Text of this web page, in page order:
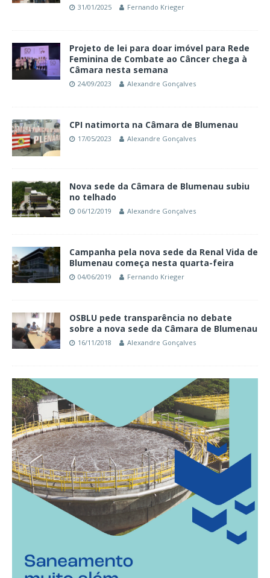
31/01/2025 Fernando Krieger
Projeto de lei para doar imóvel para Rede
Feminina de Combate ao Câncer chega à
Câmara nesta semana
24/09/2023 Alexandre Gonçalves
CPI natimorta na Câmara de Blumenau
17/05/2023 Alexandre Gonçalves
Nova sede da Câmara de Blumenau subiu
no telhado
06/12/2019 Alexandre Gonçalves
Campanha pela nova sede da Renal Vida de
Blumenau começa nesta quarta-feira
04/06/2019 Fernando Krieger
OSBLU pede transparência no debate
sobre a nova sede da Câmara de Blumenau
16/11/2018 Alexandre Gonçalves